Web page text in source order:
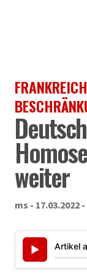
weiter
ms - 17.03.2022
▶ Artikel